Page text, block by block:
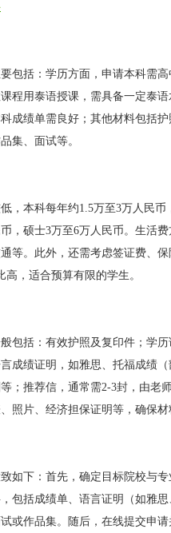
包括：学历方面，申请本科需
程用泰语授课，需具备一定泰
成绩单需良好；其他材料包括
集、面试等。
，本科每年约1.5万至3万人民币
，硕士3万至6万人民币。生活
等。此外，还需考虑签证费、
，适合预算有限的学生。
包括：有效护照及复印件；学
成绩证明，如雅思、托福成绩
；推荐信，通常需2-3封，由老
照片、经济担保证明等，确保材
如下：首先，确定目标院校与
包括成绩单、语言证明（如雅
或作品集。随后，在线提交申